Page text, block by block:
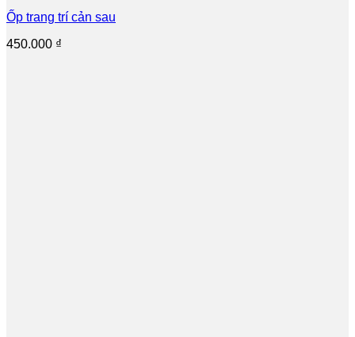
Ốp trang trí cản sau
450.000 ₫